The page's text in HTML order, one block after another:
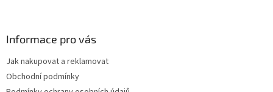
Informace pro vás
Jak nakupovat a reklamovat
Obchodní podmínky